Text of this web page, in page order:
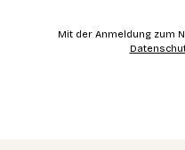
Mit der Anmeldung zum